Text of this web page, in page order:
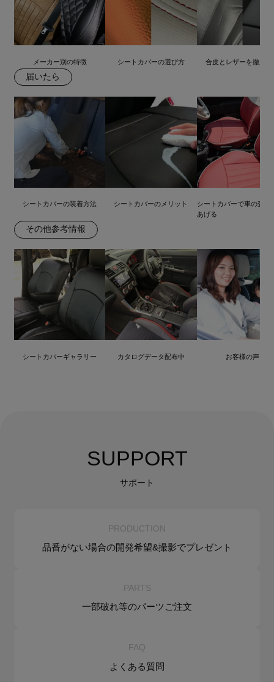
メーカー別の特徴 シートカバーの選び方 合皮とレザーを徹底比
届いたら
シートカバーの装着方法 シートカバーのメリット
シートカバーで車の査定
あげる
その他参考情報
シートカバーギャラリー カタログデータ配布中 お客様の声
SUPPORT
サポート
PRODUCTION
品番がない場合の開発希望&撮影でプレゼント
PARTS
一部破れ等のパーツご注文
FAQ
よくある質問